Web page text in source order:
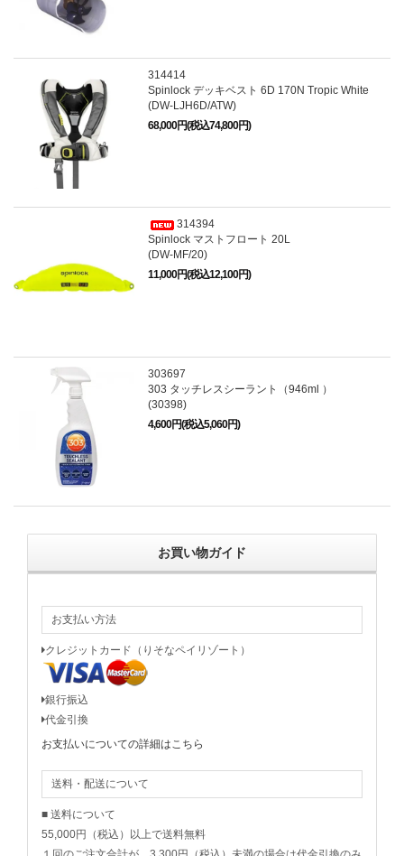
314414
Spinlock デッキベスト 6D 170N Tropic White
(DW-LJH6D/ATW)
68,000円(税込74,800円)
314394
Spinlock マストフロート 20L
(DW-MF/20)
11,000円(税込12,100円)
303697
303 タッチレスシーラント（946ml ）
(30398)
4,600円(税込5,060円)
お買い物ガイド
お支払い方法
クレジットカード（りそなペイリゾート）
銀行振込
代金引換
お支払いについての詳細はこちら
送料・配送について
■ 送料について
55,000円（税込）以上で送料無料